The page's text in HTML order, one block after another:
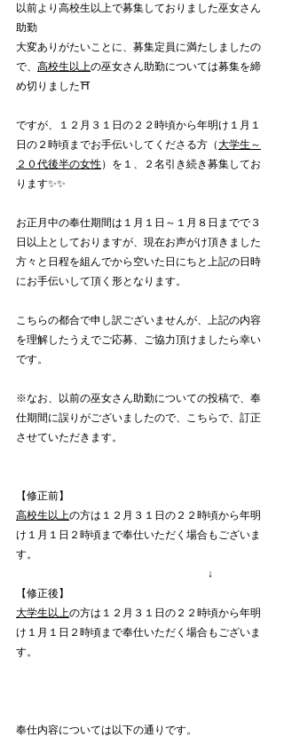
以前より高校生以上で募集しておりました巫女さん
助勤
大変ありがたいことに、募集定員に満たしましたの
で、 高校生以上の巫女さん助勤については募集を締
め切りました⛩️
ですが、１２月３１日の２２時頃から年明け１月１
日の２時頃までお手伝いしてくださる方（大学生～
２０代後半の女性）を１、２名引き続き募集してお
ります✨✨
お正月中の奉仕期間は１月１日～１月８日までで３
日以上としておりますが、現在お声がけ頂きました
方々と日程を組んでから空いた日にちと上記の日時
にお手伝いして頂く形となります。
こちらの都合で申し訳ございませんが、上記の内容
を理解したうえでご応募、ご協力頂けましたら幸い
です。
※なお、以前の巫女さん助勤についての投稿で、奉
仕期間に誤りがございましたので、こちらで、訂正
させていただきます。
【修正前】
高校生以上の方は１２月３１日の２２時頃から年明
け１月１日２時頃まで奉仕いただく場合もございま
す。
↓
【修正後】
大学生以上の方は１２月３１日の２２時頃から年明
け１月１日２時頃まで奉仕いただく場合もございま
す。
奉仕内容については以下の通りです。